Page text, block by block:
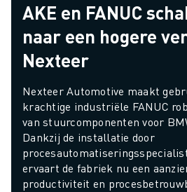
AKE en FANUC
naar een hogere
Nexteer
Nexteer Automotive maakt
krachtige industriële FANUC
van stuurcomponenten voor
Dankzij de installatie door
ervaart de fabriek nu een
productiviteit en